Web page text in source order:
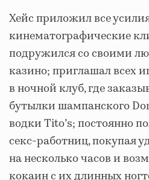
Хейс приложил все
кинематографические
подружился со своими
казино; приглашал всех
в ночной клуб, где
бутылки шампанского
водки Tito’s; постоянно
секс-работниц, покупая
на несколько часов и
кокаин с их длинных